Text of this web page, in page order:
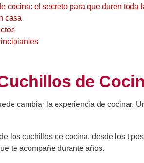
cocina: el secreto para que duren toda
casa
de
cambiar la experiencia de cocinar.
los cuchillos de cocina, desde los
te acompañe durante años.